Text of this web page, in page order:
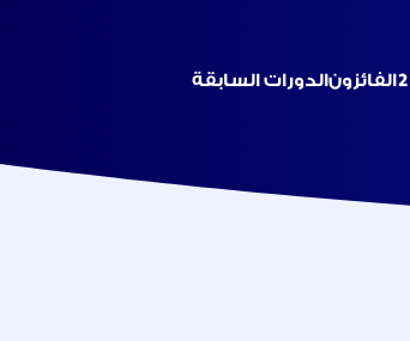
الفائزونالدورات السابقة